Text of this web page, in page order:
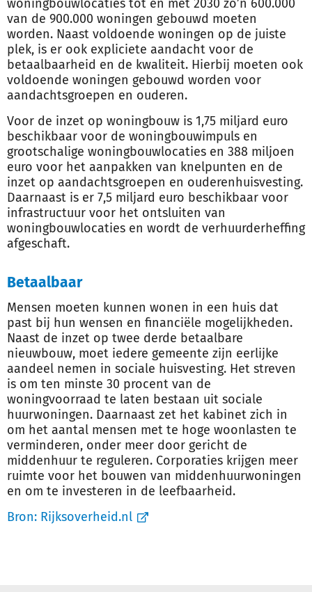
woningbouwlocaties tot en met 2030 zo’n 600.000
van de 900.000 woningen gebouwd moeten
worden. Naast voldoende woningen op de juiste
plek, is er ook expliciete aandacht voor de
betaalbaarheid en de kwaliteit. Hierbij moeten ook
voldoende woningen gebouwd worden voor
aandachtsgroepen en ouderen.
Voor de inzet op woningbouw is 1,75 miljard euro
beschikbaar voor de woningbouwimpuls en
grootschalige woningbouwlocaties en 388 miljoen
euro voor het aanpakken van knelpunten en de
inzet op aandachtsgroepen en ouderenhuisvesting.
Daarnaast is er 7,5 miljard euro beschikbaar voor
infrastructuur voor het ontsluiten van
woningbouwlocaties en wordt de verhuurderheffing
afgeschaft.
Betaalbaar
Mensen moeten kunnen wonen in een huis dat
past bij hun wensen en financiële mogelijkheden.
Naast de inzet op twee derde betaalbare
nieuwbouw, moet iedere gemeente zijn eerlijke
aandeel nemen in sociale huisvesting. Het streven
is om ten minste 30 procent van de
woningvoorraad te laten bestaan uit sociale
huurwoningen. Daarnaast zet het kabinet zich in
om het aantal mensen met te hoge woonlasten te
verminderen, onder meer door gericht de
middenhuur te reguleren. Corporaties krijgen meer
ruimte voor het bouwen van middenhuurwoningen
en om te investeren in de leefbaarheid.
Bron: Rijksoverheid.nl